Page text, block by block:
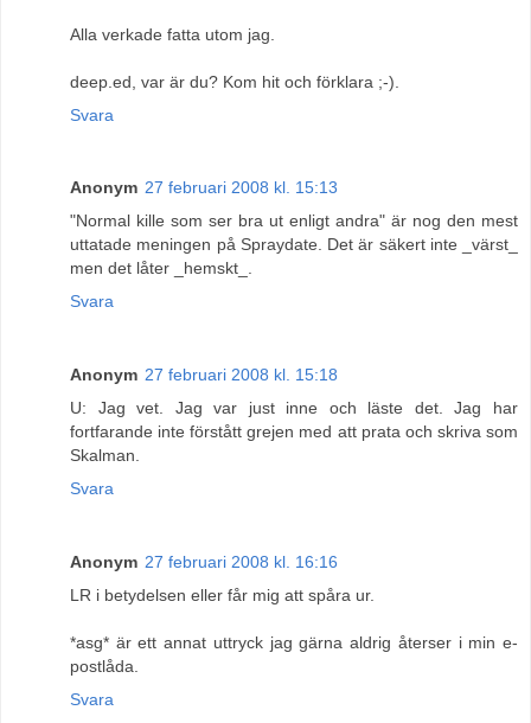
Alla verkade fatta utom jag.
deep.ed, var är du? Kom hit och förklara ;-).
Svara
Anonym 27 februari 2008 kl. 15:13
"Normal kille som ser bra ut enligt andra" är nog den mest
uttatade meningen på Spraydate. Det är säkert inte _värst_
men det låter _hemskt_.
Svara
Anonym 27 februari 2008 kl. 15:18
U: Jag vet. Jag var just inne och läste det. Jag har
fortfarande inte förstått grejen med att prata och skriva som
Skalman.
Svara
Anonym 27 februari 2008 kl. 16:16
LR i betydelsen eller får mig att spåra ur.
*asg* är ett annat uttryck jag gärna aldrig återser i min e-
postlåda.
Svara